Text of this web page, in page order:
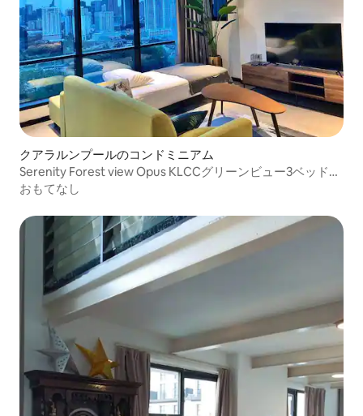
クアラルンプールのコンドミニアム
Serenity Forest view Opus KLCCグリーンビュー3ベッド2
バス～旅行生活へようこそ
おもてなし